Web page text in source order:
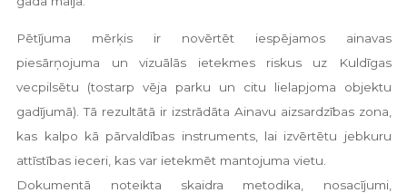
Pētījuma mērķis ir novērtēt iespējamos ainavas
piesārņojuma un vizuālās ietekmes riskus uz Kuldīgas
vecpilsētu (tostarp vēja parku un citu lielapjoma objektu
gadījumā). Tā rezultātā ir izstrādāta Ainavu aizsardzības zona,
kas kalpo kā pārvaldības instruments, lai izvērtētu jebkuru
attīstības ieceri, kas var ietekmēt mantojuma vietu.
Dokumentā noteikta skaidra metodika, nosacījumi,